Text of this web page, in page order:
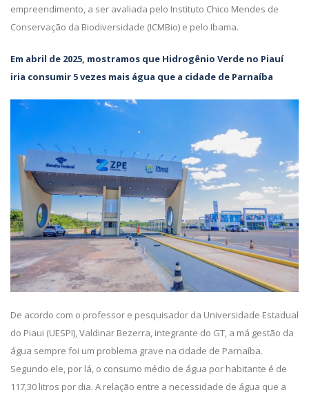
empreendimento, a ser avaliada pelo Instituto Chico Mendes de
Conservação da Biodiversidade (ICMBio) e pelo Ibama.
Em abril de 2025, mostramos que Hidrogênio Verde no Piauí
iria consumir 5 vezes mais água que a cidade de Parnaíba
De acordo com o professor e pesquisador da Universidade Estadual
do Piaui (UESPI), Valdinar Bezerra, integrante do GT, a má gestão da
água sempre foi um problema grave na cidade de Parnaíba.
Segundo ele, por lá, o consumo médio de água por habitante é de
117,30 litros por dia. A relação entre a necessidade de água que a